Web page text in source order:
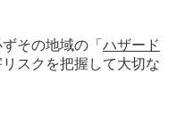
その地域の「 ハザード
スクを把握して大切な